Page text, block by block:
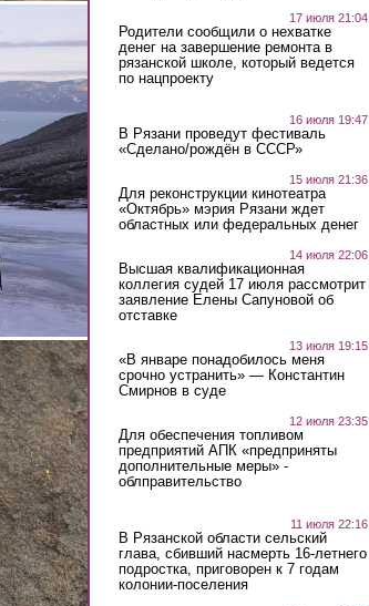
17 июля 21:04
Родители сообщили о нехватке
денег на завершение ремонта в
рязанской школе, который ведется
по нацпроекту
16 июля 19:47
В Рязани проведут фестиваль
«Сделано/рождён в СССР»
15 июля 21:36
Для реконструкции кинотеатра
«Октябрь» мэрия Рязани ждет
областных или федеральных денег
14 июля 22:06
Высшая квалификационная
коллегия судей 17 июля рассмотрит
заявление Елены Сапуновой об
отставке
13 июля 19:15
«В январе понадобилось меня
срочно устранить» — Константин
Смирнов в суде
12 июля 23:35
Для обеспечения топливом
предприятий АПК «предприняты
дополнительные меры» -
облправительство
11 июля 22:16
В Рязанской области сельский
глава, сбивший насмерть 16-летнего
подростка, приговорен к 7 годам
колонии-поселения